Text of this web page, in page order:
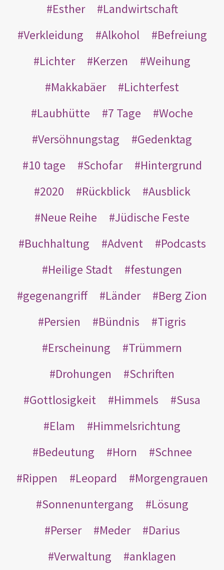
Esther
Landwirtschaft
Verkleidung
Alkohol
Befreiung
Lichter
Kerzen
Weihung
Makkabäer
Lichterfest
Laubhütte
7 Tage
Woche
Versöhnungstag
Gedenktag
10 tage
Schofar
Hintergrund
2020
Rückblick
Ausblick
Neue Reihe
Jüdische Feste
Buchhaltung
Advent
Podcasts
Heilige Stadt
festungen
gegenangriff
Länder
Berg Zion
Persien
Bündnis
Tigris
Erscheinung
Trümmern
Drohungen
Schriften
Gottlosigkeit
Himmels
Susa
Elam
Himmelsrichtung
Bedeutung
Horn
Schnee
Rippen
Leopard
Morgengrauen
Sonnenuntergang
Lösung
Perser
Meder
Darius
Verwaltung
anklagen